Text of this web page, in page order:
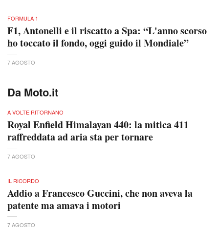
FORMULA 1
F1, Antonelli e il riscatto a Spa: “L'anno scorso
ho toccato il fondo, oggi guido il Mondiale”
7 AGOSTO
Da Moto.it
A VOLTE RITORNANO
Royal Enfield Himalayan 440: la mitica 411
raffreddata ad aria sta per tornare
7 AGOSTO
IL RICORDO
Addio a Francesco Guccini, che non aveva la
patente ma amava i motori
7 AGOSTO